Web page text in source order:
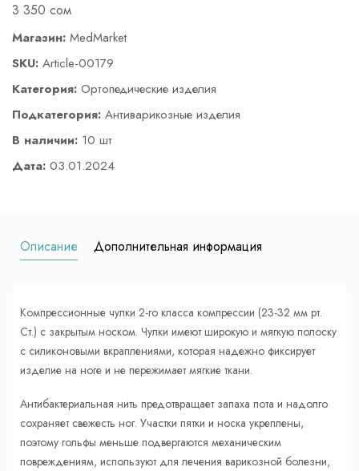
3 350 сом
Магазин: MedMarket
SKU: Article-00179
Категория: Ортопедические изделия
Подкатегория: Антиварикозные изделия
В наличии: 10 шт
Дата: 03.01.2024
Описание Дополнительная информация
Компрессионные чулки 2-го класса компрессии (23-32 мм рт.
Ст.) c закрытым носком. Чулки имеют широкую и мягкую полоску
с силиконовыми вкраплениями, которая надежно фиксирует
изделие на ноге и не пережимает мягкие ткани.
Антибактериальная нить предотвращает запаха пота и надолго
сохраняет свежесть ног. Участки пятки и носка укреплены,
поэтому гольфы меньше подвергаются механическим
повреждениям, используют для лечения варикозной болезни,